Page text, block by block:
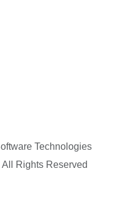
Technologies
Rights Reserved